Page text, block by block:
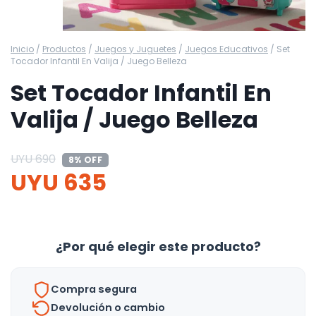
Inicio / Productos / Juegos y Juguetes / Juegos Educativos / Set
Tocador Infantil En Valija / Juego Belleza
Set Tocador Infantil En
Valija / Juego Belleza
UYU690 8% OFF
UYU 635
¿Por qué elegir este producto?
Compra segura
Devolución o cambio